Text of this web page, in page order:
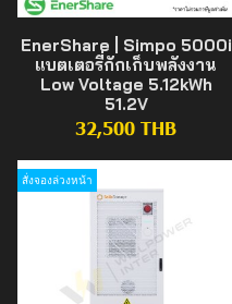
EnerShare | Simpo 5000i
แบตเตอรี่กักเก็บพลังงาน
Low Voltage 5.12kWh
51.2V
32,500 THB
สั่งจองล่วงหน้า